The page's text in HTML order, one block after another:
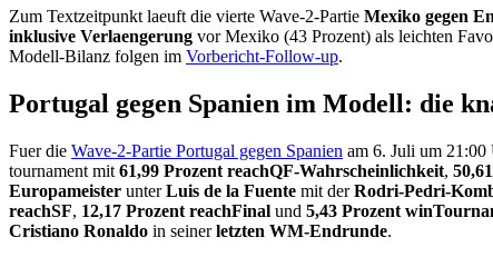
Zum Textzeitpunkt laeuft die vierte Wave-2-Partie Mexiko gegen
inklusive Verlaengerung vor Mexiko (43 Prozent) als leichten
Modell-Bilanz folgen im Vorbericht-Follow-up.
Portugal gegen Spanien im Modell: die
Fuer die Wave-2-Partie Portugal gegen Spanien am 6. Juli um
tournament mit 61,99 Prozent reachQF-Wahrscheinlichkeit,
Europameister unterLuis de la Fuente mit derRodri-Pedri-
reachSF, 12,17 Prozent reachFinal und 5,43 Prozent
Cristiano Ronaldo in seinerletzten WM-Endrunde.